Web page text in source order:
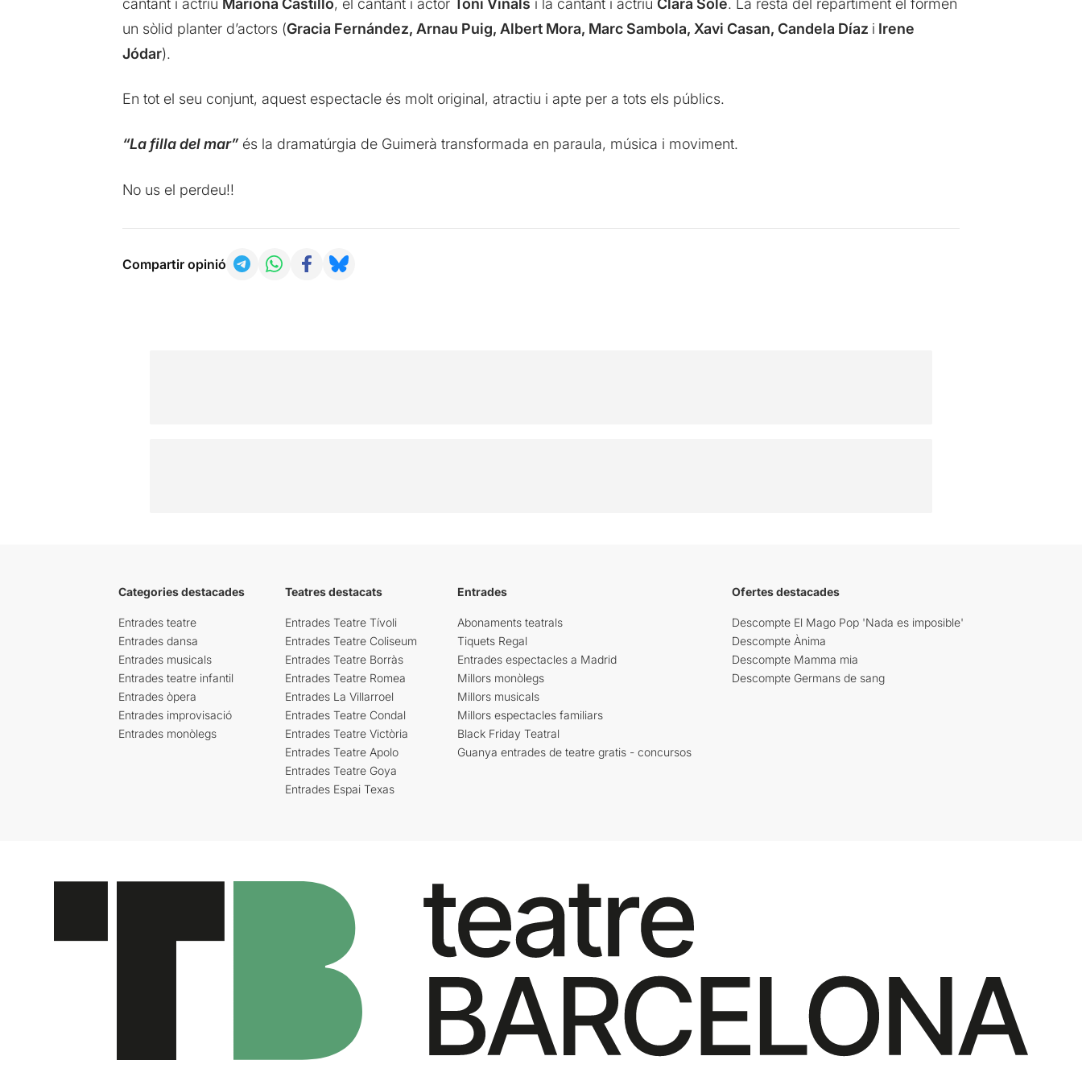
cantant i actriu Mariona Castillo, el cantant i actor Toni Viñals i la cantant i actriu Clara Solé. La resta del repartiment el formen
un sòlid planter d’actors (Gracia Fernández, Arnau Puig, Albert Mora, Marc Sambola, Xavi Casan, Candela Díaz i Irene
Jódar).
En tot el seu conjunt, aquest espectacle és molt original, atractiu i apte per a tots els públics.
“La filla del mar” és la dramatúrgia de Guimerà transformada en paraula, música i moviment.
No us el perdeu!!
Compartir opinió
Categories destacades
Entrades teatre
Entrades dansa
Entrades musicals
Entrades teatre infantil
Entrades òpera
Entrades improvisació
Entrades monòlegs
Teatres destacats
Entrades Teatre Tívoli
Entrades Teatre Coliseum
Entrades Teatre Borràs
Entrades Teatre Romea
Entrades La Villarroel
Entrades Teatre Condal
Entrades Teatre Victòria
Entrades Teatre Apolo
Entrades Teatre Goya
Entrades Espai Texas
Entrades
Abonaments teatrals
Tiquets Regal
Entrades espectacles a Madrid
Millors monòlegs
Millors musicals
Millors espectacles familiars
Black Friday Teatral
Guanya entrades de teatre gratis - concursos
Ofertes destacades
Descompte El Mago Pop 'Nada es imposible'
Descompte Ànima
Descompte Mamma mia
Descompte Germans de sang